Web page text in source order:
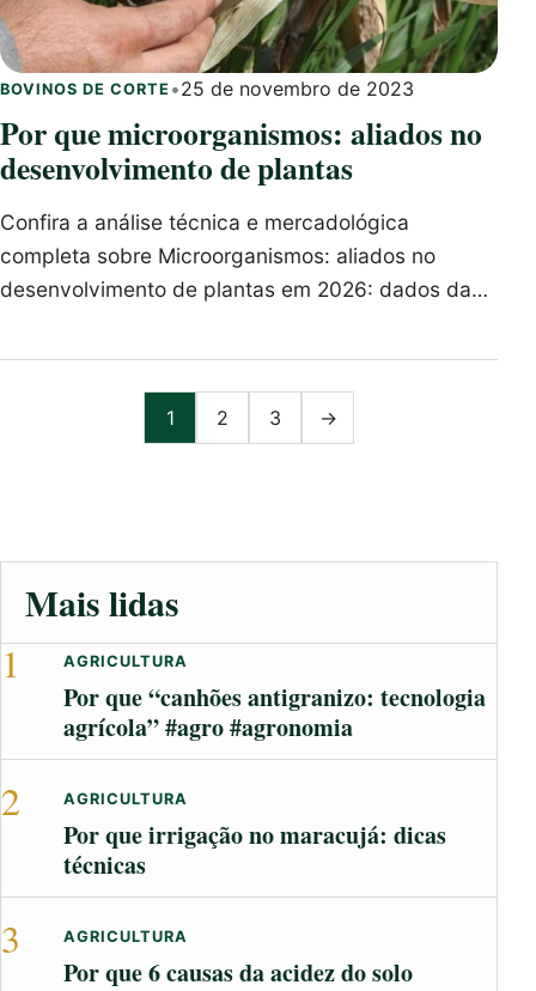
BOVINOS DE CORTE •25 de novembro de 2023
Por que microorganismos: aliados no
desenvolvimento de plantas
Confira a análise técnica e mercadológica
completa sobre Microorganismos: aliados no
desenvolvimento de plantas em 2026: dados da…
Paginação de posts
1 2 3 →
Mais lidas
1
AGRICULTURA
Por que “canhões antigranizo: tecnologia
agrícola” #agro #agronomia
2 AGRICULTURA
Por que irrigação no maracujá: dicas
técnicas
3 AGRICULTURA
Por que 6 causas da acidez do solo